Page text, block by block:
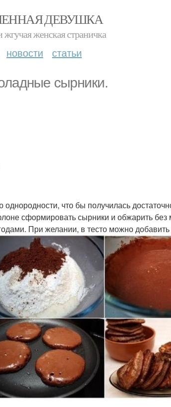
ДЕВУШКА
жгучая женская страничка
новости статьи
сырники.
что бы получилась
сформировать сырники и обжарить без
При желании, в тесто можно